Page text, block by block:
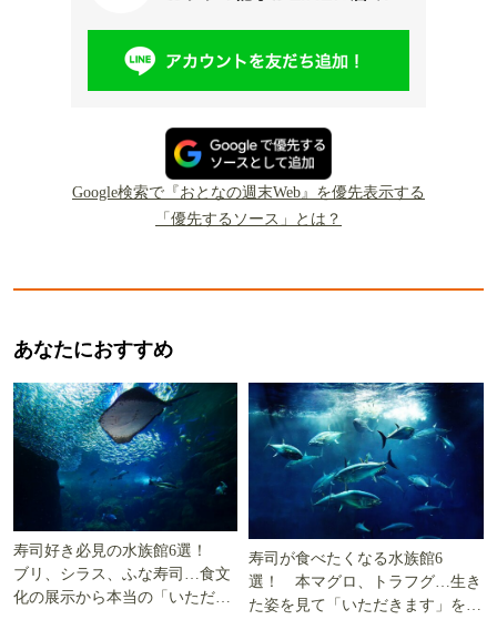
Google検索で『おとなの週末Web』を優先表示する
「優先するソース」とは？
あなたにおすすめ
寿司好き必見の水族館6選！
ブリ、シラス、ふな寿司…食文
化の展示から本当の「いただき
寿司が食べたくなる水族館6
選！ 本マグロ、トラフグ…生き
た姿を見て「いただきます」を考